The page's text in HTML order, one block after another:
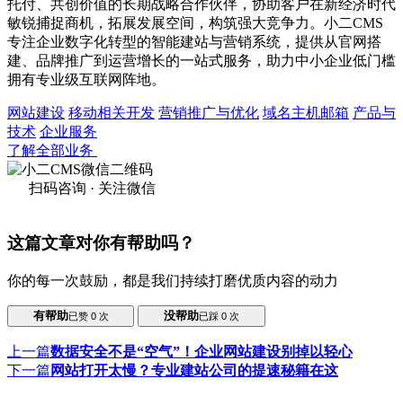
托付、共创价值的长期战略合作伙伴，协助客户在新经济时代
敏锐捕捉商机，拓展发展空间，构筑强大竞争力。小二CMS
专注企业数字化转型的智能建站与营销系统，提供从官网搭
建、品牌推广到运营增长的一站式服务，助力中小企业低门槛
拥有专业级互联网阵地。
网站建设 移动相关开发 营销推广与优化 域名主机邮箱 产品与
技术 企业服务
了解全部业务
扫码咨询 · 关注微信
这篇文章对你有帮助吗？
你的每一次鼓励，都是我们持续打磨优质内容的动力
有帮助已赞 0次 没帮助已踩 0次
上一篇数据安全不是“空气”！企业网站建设别掉以轻心
下一篇 网站打开太慢？专业建站公司的提速秘籍在这